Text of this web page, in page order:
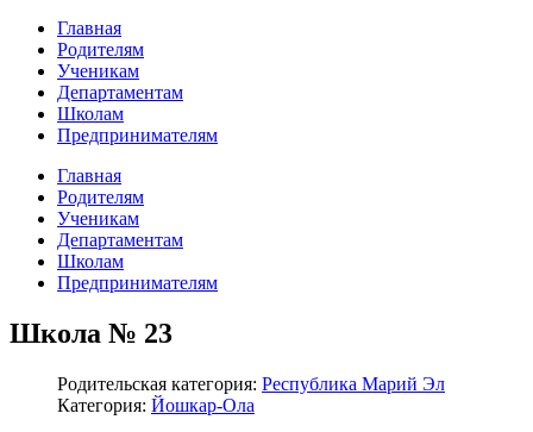
Главная
Родителям
Ученикам
Департаментам
Школам
Предпринимателям
Главная
Родителям
Ученикам
Департаментам
Школам
Предпринимателям
Школа № 23
Родительская категория: Республика Марий Эл
Категория: Йошкар-Ола